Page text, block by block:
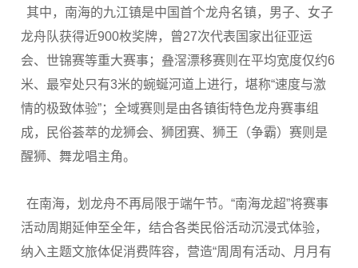
其中，南海的九江镇是中国首个龙舟名镇，男子、女子
龙舟队获得近900枚奖牌，曾27次代表国家出征亚运
会、世锦赛等重大赛事；叠滘漂移赛则在平均宽度仅约6
米、最窄处只有3米的蜿蜒河道上进行，堪称“速度与激
情的极致体验”；全域赛则是由各镇街特色龙舟赛事组
成，民俗荟萃的龙狮会、狮团赛、狮王（争霸）赛则是
醒狮、舞龙唱主角。
在南海，划龙舟不再局限于端午节。“南海龙超”将赛事
活动周期延伸至全年，结合各类民俗活动沉浸式体验，
纳入主题文旅体促消费阵容，营造“周周有活动、月月有